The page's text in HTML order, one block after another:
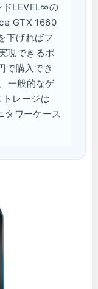
ドLEVEL∞の
GTX 1660
下げればフ
現できるポ
で購入でき
一般的なゲ
レージは
タワーケース